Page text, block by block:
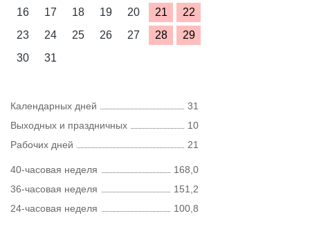
16
17 18 19 20 21
22
23
24 25 26 27 28
29
30
31
Календарных дней
31
Выходных и праздничных
10
Рабочих дней
21
40-часовая неделя
168,0
36-часовая неделя
151,2
24-часовая неделя
100,8